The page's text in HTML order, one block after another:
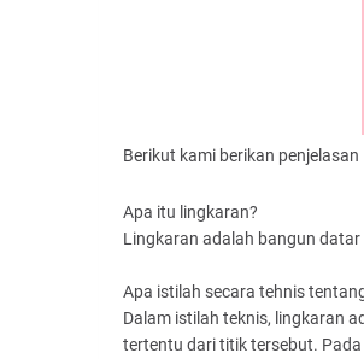
Berikut kami berikan
Apa itu lingkaran?
Lingkaran adalah bangun
Apa istilah secara tehnis
Dalam istilah teknis, lingkaran
tertentu dari titik tersebut.